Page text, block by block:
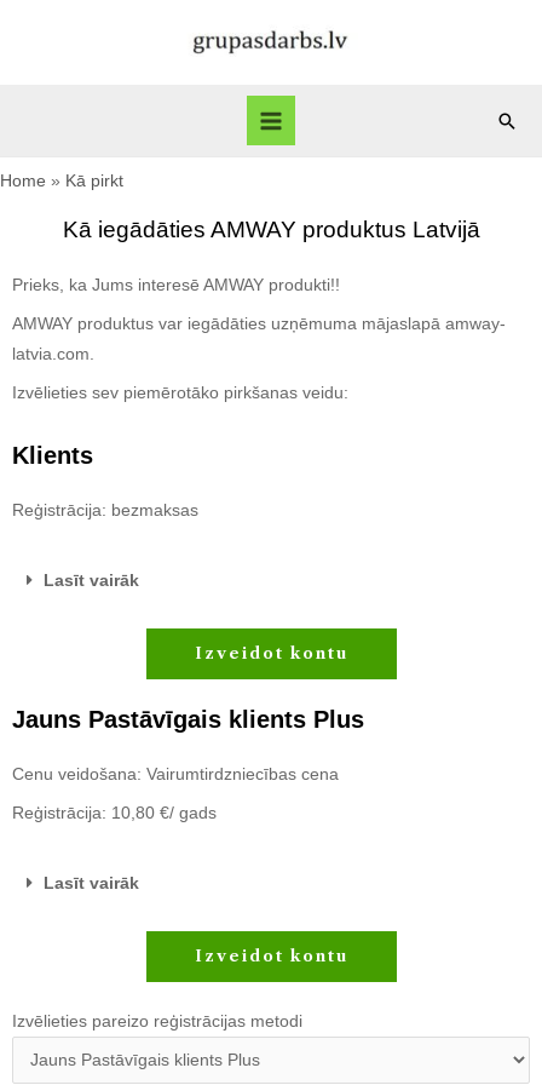
Home Kā pirkt
Kā iegādāties AMWAY produktus Latvijā
Prieks, ka Jums interesē AMWAY produkti!!
AMWAY produktus var iegādāties uzņēmuma mājaslapā amway-
latvia.com.
Izvēlieties sev piemērotāko pirkšanas veidu:
Klients
Reģistrācija: bezmaksas
Lasīt vairāk
Izveidot kontu
Jauns Pastāvīgais klients Plus
Cenu veidošana: Vairumtirdzniecības cena
Reģistrācija: 10,80 €/ gads
Lasīt vairāk
Izveidot kontu
Izvēlieties pareizo reģistrācijas metodi